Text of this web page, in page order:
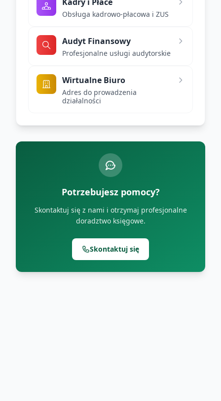
Obsługa kadrowo-płacowa i ZUS
Audyt Finansowy
Profesjonalne usługi audytorskie
Wirtualne Biuro
Adres do prowadzenia
działalności
Potrzebujesz pomocy?
Skontaktuj się z nami i otrzymaj profesjonalne
doradztwo księgowe.
Skontaktuj się